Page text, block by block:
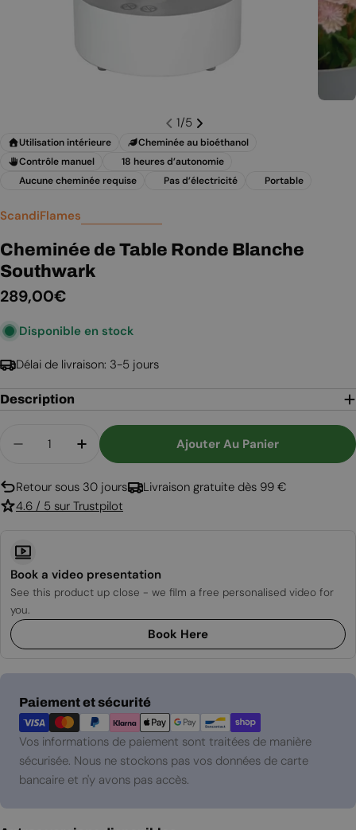
1/5
Utilisation intérieure
Cheminée au bioéthanol
Contrôle manuel
18 heures d’autonomie
Aucune cheminée requise
Pas d’électricité Portable
ScandiFlames
Cheminée de Table Ronde Blanche
Southwark
Prix
régulier
289,00€
Disponible en stock
Délai de livraison: 3-5 jours
Description
Diminuer La Quantité Pour Cheminée De Table
Augmenter La Quantité Pour
Ajouter Au Panier
Retour sous 30 jours
Livraison gratuite dès 99 €
4.6 / 5 sur Trustpilot
Book a video presentation
See this product up close - we film a free personalised video for
you.
Book Here
Paiement et sécurité
Modes
de
paiement
Vos informations de paiement sont traitées de manière
sécurisée. Nous ne stockons pas vos données de carte
bancaire et n'y avons pas accès.